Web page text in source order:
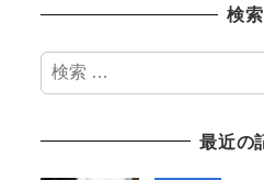
検索
検
索
最近の